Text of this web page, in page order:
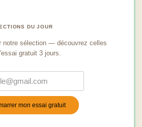
DU JOUR
notre sélection — découvrez celles
gratuit 3 jours.
mon essai gratuit